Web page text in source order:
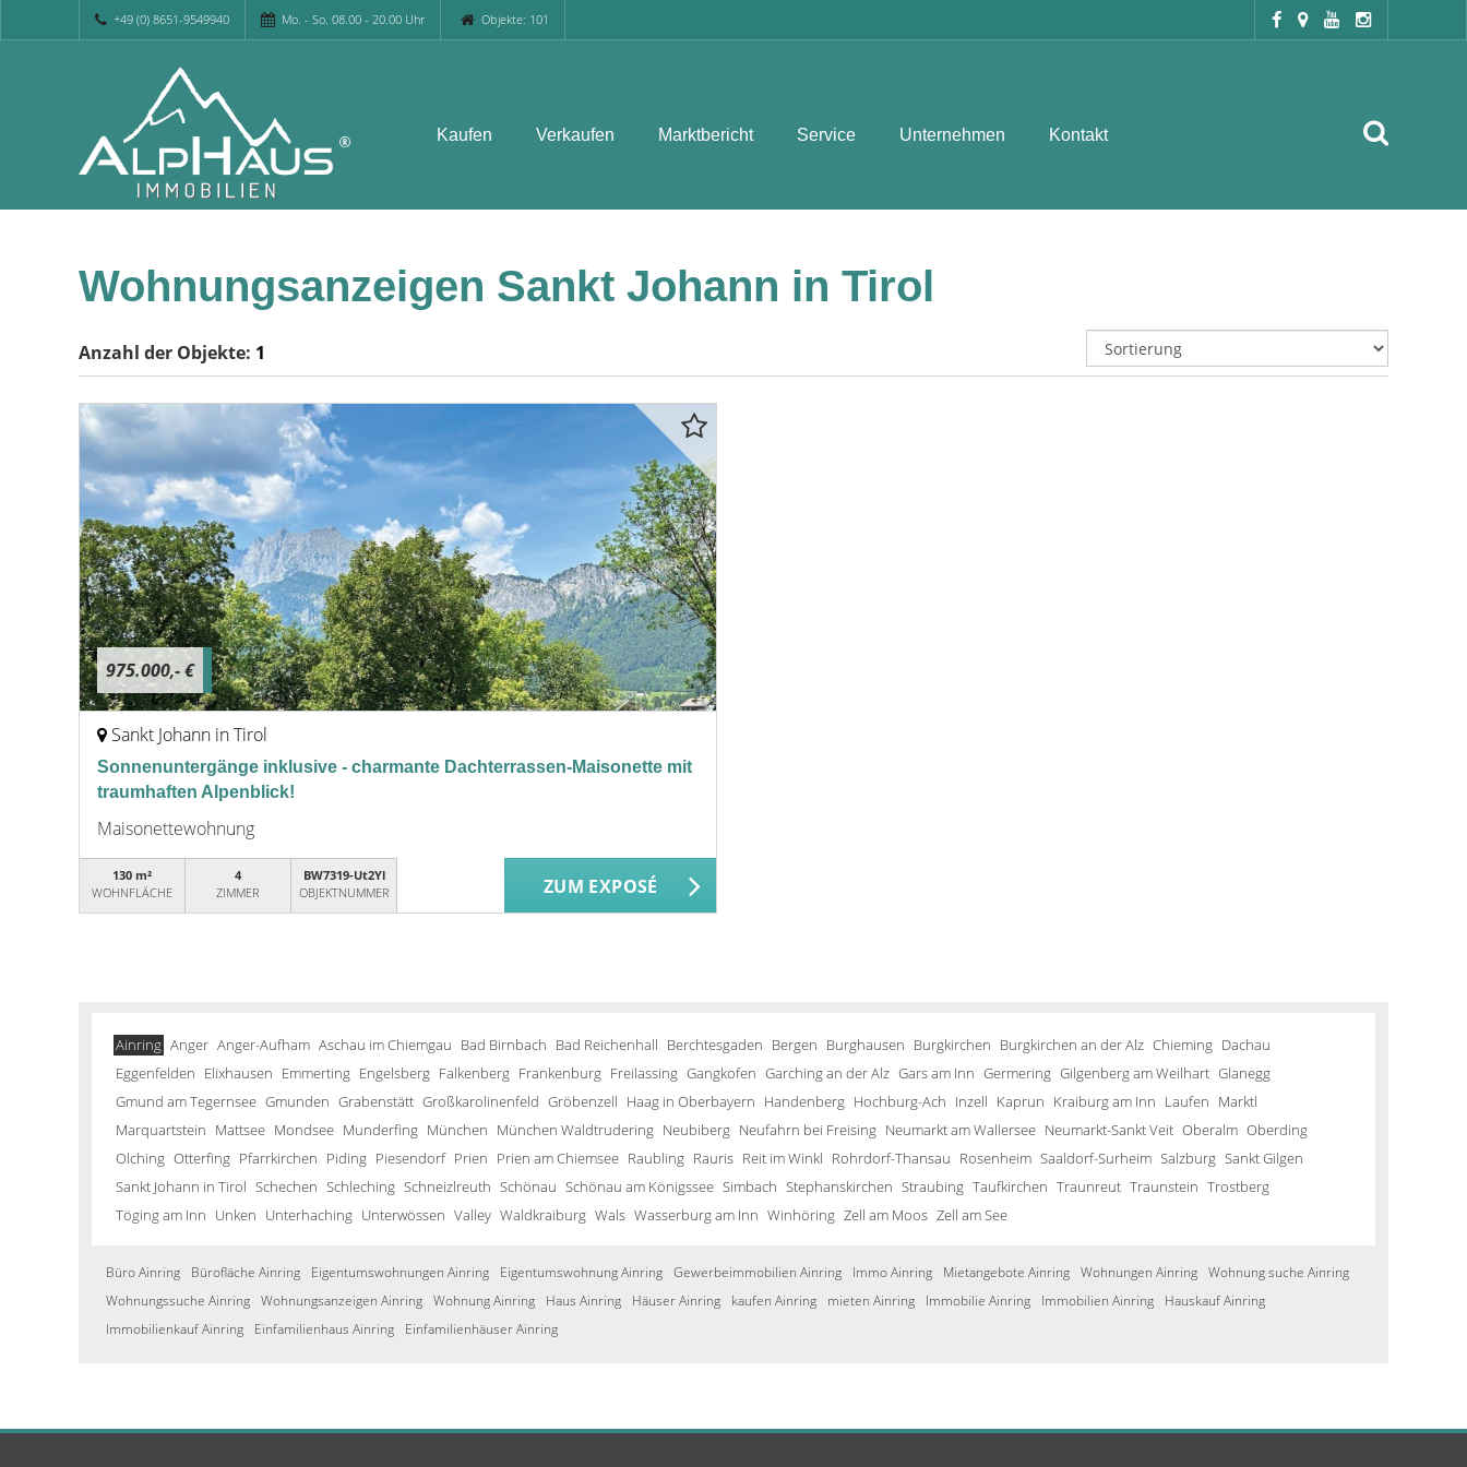
+49 (0) 8651-9549940 Mo. - So. 08.00 - 20.00 Uhr Objekte: 101
Kaufen Verkaufen Marktbericht Service Unternehmen Kontakt
Wohnungsanzeigen Sankt Johann in Tirol
Anzahl der Objekte: 1
975.000,- €
Sankt Johann in Tirol
Sonnenuntergänge inklusive - charmante Dachterrassen-Maisonette mit
traumhaften Alpenblick!
Maisonettewohnung
130 m²
WOHNFLÄCHE
4
ZIMMER
BW7319-Ut2Yl
OBJEKTNUMMER
ZUM EXPOSÉ
Ainring Anger Anger-Aufham Aschau im Chiemgau Bad Birnbach Bad Reichenhall Berchtesgaden Bergen Burghausen Burgkirchen Burgkirchen an der Alz Chieming Dachau
Eggenfelden Elixhausen Emmerting Engelsberg Falkenberg Frankenburg Freilassing Gangkofen Garching an der Alz Gars am Inn Germering Gilgenberg am Weilhart Glanegg
Gmund am Tegernsee Gmunden Grabenstätt Großkarolinenfeld Gröbenzell Haag in Oberbayern Handenberg Hochburg-Ach Inzell Kaprun Kraiburg am Inn Laufen Marktl
Marquartstein Mattsee Mondsee Munderfing München München Waldtrudering Neubiberg Neufahrn bei Freising Neumarkt am Wallersee Neumarkt-Sankt Veit Oberalm Oberding
Olching Otterfing Pfarrkirchen Piding Piesendorf Prien Prien am Chiemsee Raubling Rauris Reit im Winkl Rohrdorf-Thansau Rosenheim Saaldorf-Surheim Salzburg Sankt Gilgen
Sankt Johann in Tirol Schechen Schleching Schneizlreuth Schönau Schönau am Königssee Simbach Stephanskirchen Straubing Taufkirchen Traunreut Traunstein Trostberg
Töging am Inn Unken Unterhaching Unterwössen Valley Waldkraiburg Wals Wasserburg am Inn Winhöring Zell am Moos Zell am See
Büro Ainring Bürofläche Ainring Eigentumswohnungen Ainring Eigentumswohnung Ainring Gewerbeimmobilien Ainring Immo Ainring Mietangebote Ainring Wohnungen Ainring Wohnung suche Ainring
Wohnungssuche Ainring Wohnungsanzeigen Ainring Wohnung Ainring Haus Ainring Häuser Ainring kaufen Ainring mieten Ainring Immobilie Ainring Immobilien Ainring
Hauskauf Ainring
Immobilienkauf Ainring
Einfamilienhaus Ainring Einfamilienhäuser Ainring